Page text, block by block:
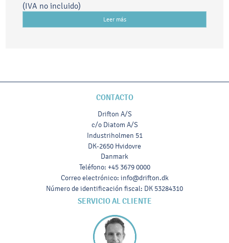
(IVA no incluido)
Leer más
CONTACTO
Drifton A/S
c/o Diatom A/S
Industriholmen 51
DK-2650 Hvidovre
Danmark
Teléfono: +45 3679 0000
Correo electrónico: info@drifton.dk
Número de identificación fiscal: DK 53284310
SERVICIO AL CLIENTE